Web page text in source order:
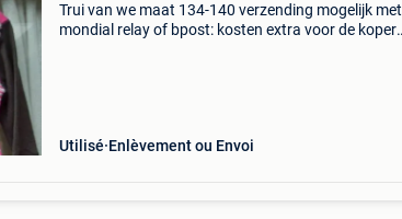
Trui van we maat 134-140 verzending mogelijk met
mondial relay of bpost: kosten extra voor de koper!
Utilisé Enlèvement ou Envoi